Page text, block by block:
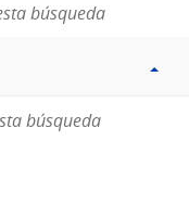
búsqueda
búsqueda